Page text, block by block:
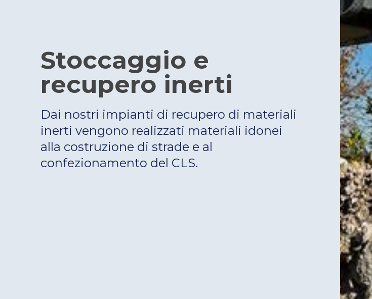
Stoccaggio e
recupero inerti
Dai nostri impianti di recupero di materiali
inerti vengono realizzati materiali idonei
alla costruzione di strade e al
confezionamento del CLS.